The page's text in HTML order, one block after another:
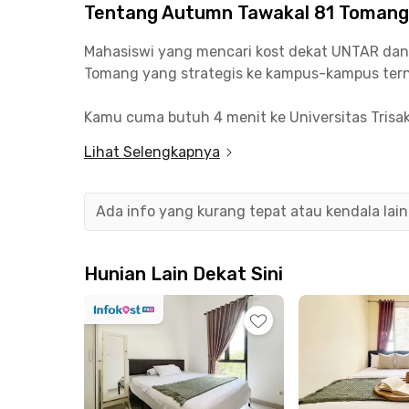
Tentang Autumn Tawakal 81 Tomang
Mahasiswi yang mencari kost dekat UNTAR
Tomang yang strategis ke kampus-kampus
Kamu cuma butuh 4 menit ke Universitas
Bakar Kalasan Sandjaja, O'Good Coffee &
Ciputra Jakarta bisa dicapai sekitar 13 menit
Semua kamar di Autumn Tawakal 81 Tomang
jasa pembersihan by request di kost coliving
lebih irit.
Yuk, pindah ke Rukita dan nikmati pengalaman
Cari kost lain di Jakarta Barat
Lihat Selengkapnya
Ada info yang kurang tepat atau kendala
Hunian Lain Dekat Sini